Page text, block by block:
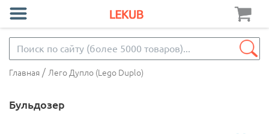
Главная / Лего Дупло (Lego Duplo)
Бульдозер